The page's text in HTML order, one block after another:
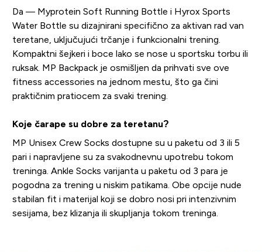
Da — Myprotein Soft Running Bottle i Hyrox Sports
Water Bottle su dizajnirani specifično za aktivan rad van
teretane, uključujući trčanje i funkcionalni trening.
Kompaktni šejkeri i boce lako se nose u sportsku torbu ili
ruksak. MP Backpack je osmišljen da prihvati sve ove
fitness accessories na jednom mestu, što ga čini
praktičnim pratiocem za svaki trening.
Koje čarape su dobre za teretanu?
MP Unisex Crew Socks dostupne su u paketu od 3 ili 5
pari i napravljene su za svakodnevnu upotrebu tokom
treninga. Ankle Socks varijanta u paketu od 3 para je
pogodna za trening u niskim patikama. Obe opcije nude
stabilan fit i materijal koji se dobro nosi pri intenzivnim
sesijama, bez klizanja ili skupljanja tokom treninga.